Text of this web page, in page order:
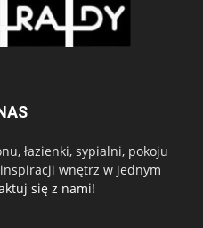
łazienki, sypialni, pokoju
wnętrz w jednym
się z nami!